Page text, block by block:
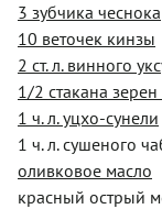
3 зубчика чеснока
10 веточек кинзы
2 ст. л. винного
1/2 стакана зерен
1 ч. л. уцхо-сунели
1 ч. л. сушеного
оливковое масло
красный острый